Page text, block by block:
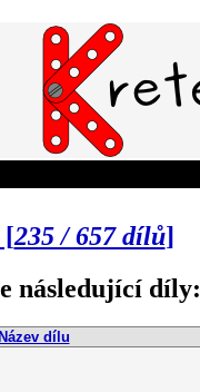
[235 / 657 dílů]
následující díly:
Název dílu